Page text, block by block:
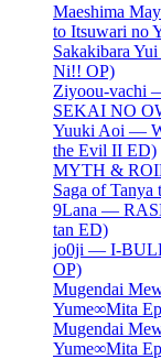
Maeshima
to Itsuwari no
Sakakibara
Ni!! OP)
Ziyoou-vachi
SEKAI NO
Yuuki Aoi —
the Evil II ED)
MYTH &
Saga of
9Lana —
tan ED)
jo0ji — I-BULL
OP)
Mugendai
Yume∞Mita
Mugendai
Yume∞Mita